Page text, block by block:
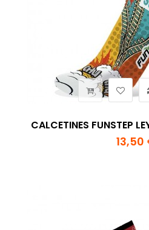
CALCETINES FUNSTEP
13,50